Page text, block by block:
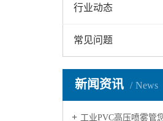
行业动态
常见问题
新闻资讯 News
工业PVC高压喷雾管